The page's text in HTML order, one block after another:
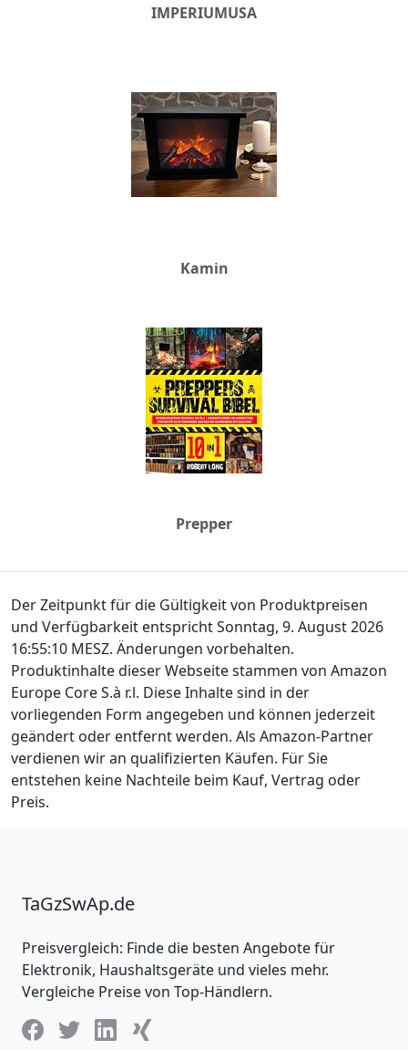
IMPERIUMUSA
Kamin
Prepper
Der Zeitpunkt für die Gültigkeit von Produktpreisen
und Verfügbarkeit entspricht Sonntag, 9. August 2026
16:55:10 MESZ. Änderungen vorbehalten.
Produktinhalte dieser Webseite stammen von Amazon
Europe Core S.à r.l. Diese Inhalte sind in der
vorliegenden Form angegeben und können jederzeit
geändert oder entfernt werden. Als Amazon-Partner
verdienen wir an qualifizierten Käufen. Für Sie
entstehen keine Nachteile beim Kauf, Vertrag oder
Preis.
TaGzSwAp.de
Preisvergleich: Finde die besten Angebote für
Elektronik, Haushaltsgeräte und vieles mehr.
Vergleiche Preise von Top-Händlern.